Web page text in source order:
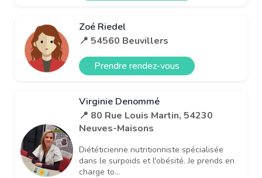
Zoé Riedel
📍 54560 Beuvillers
Prendre rendez-vous
Virginie Denommé
📍 80 Rue Louis Martin, 54230
Neuves-Maisons
Diététicienne nutritionniste spécialisée
dans le surpoids et l'obésité. Je prends en
charge to...